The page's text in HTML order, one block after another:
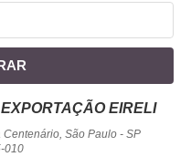
EIRELI
Centenário, São Paulo- SP
010